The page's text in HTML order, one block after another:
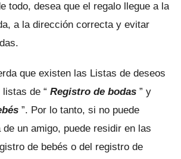
todo, desea que el regalo llegue a la
a la dirección correcta y evitar
que existen las Listas de deseos
listas de “ Registro de bodas ” y
”. Por lo tanto, si no puede
un amigo, puede residir en las
de bebés o del registro de